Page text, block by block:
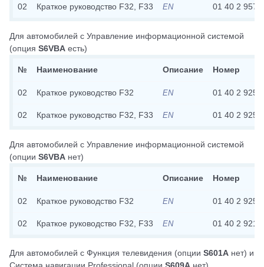
02 Краткое руководство F32, F33 EN 01 40 2 957
Для автомобилей с Управление информационной системой
(опция S6VBA есть)
№ Наименование Описание Номер
02 Краткое руководство F32 EN 01 40 2 925
02 Краткое руководство F32, F33 EN 01 40 2 925
Для автомобилей с Управление информационной системой
(опции S6VBA нет)
№ Наименование Описание Номер
02 Краткое руководство F32 EN 01 40 2 925
02 Краткое руководство F32, F33 EN 01 40 2 921
Для автомобилей с Функция телевидения (опции S601A нет) и